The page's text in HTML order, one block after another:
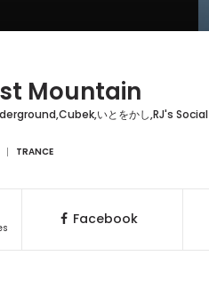
Mountain
いとをかし,RJ's Social
TRANCE
Facebook